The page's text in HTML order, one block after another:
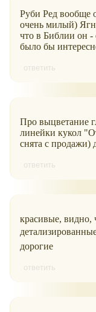
Руби Ред вообще
очень милый)
что в Библии он
было бы
ответить
Про выцветание
линейки кукол
снята с продажи)
ответить
красивые, видно,
дорогие
ответить